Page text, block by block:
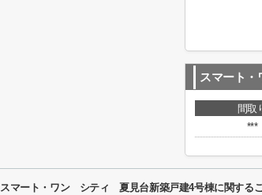
スマート
間取
***
スマート・ワン シティ 夏見台新築戸建4号棟に関する